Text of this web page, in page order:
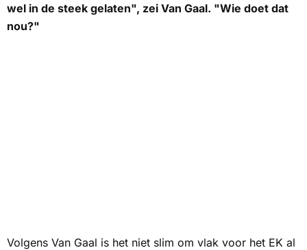
wel in de steek gelaten", zei Van Gaal. "Wie doet dat
nou?"
Volgens Van Gaal is het niet slim om vlak voor het EK al